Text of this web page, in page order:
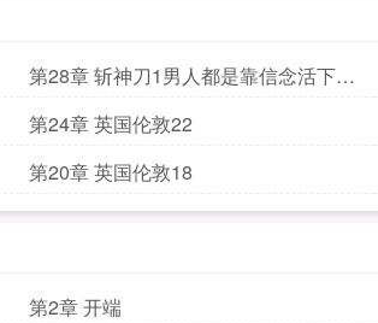
第28章 斩神刀1男人都是靠信念活下去
的
第24章 英国伦敦22
第20章 英国伦敦18
第2章 开端